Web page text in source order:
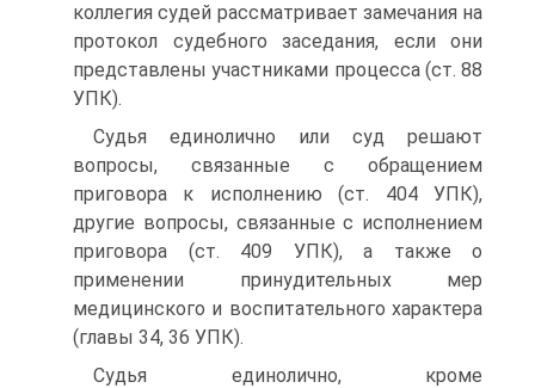
коллегия судей рассматривает замечания на
протокол судебного заседания, если они
представлены участниками процесса (ст. 88
УПК).
Судья единолично или суд решают
вопросы, связанные с обращением
приговора к исполнению (ст. 404 УПК),
другие вопросы, связанные с исполнением
приговора (ст. 409 УПК), а также о
применении принудительных мер
медицинского и воспитательного характера
(главы 34, 36 УПК).
Судья единолично, кроме